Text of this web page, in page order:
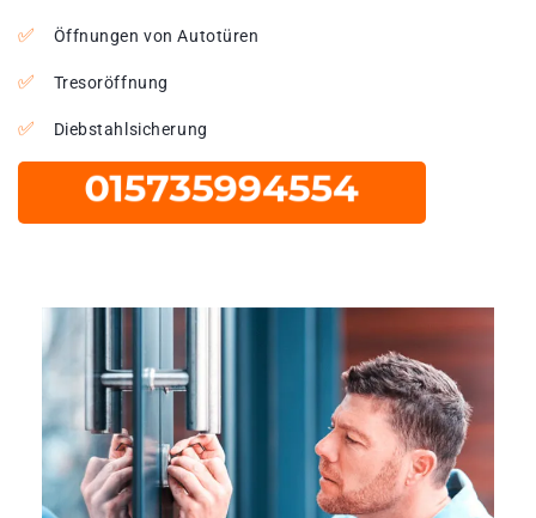
Öffnungen von Autotüren
Tresoröffnung
Diebstahlsicherung